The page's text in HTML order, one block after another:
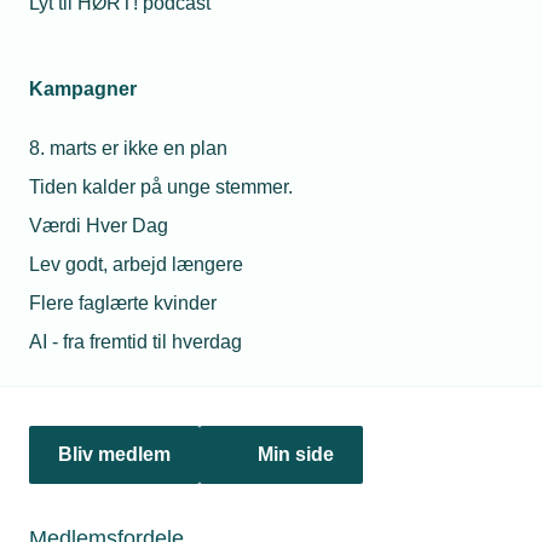
Kampagner
8. marts er ikke en plan
Tiden kalder på unge stemmer.
Værdi Hver Dag
Lev godt, arbejd længere
Flere faglærte kvinder
AI - fra fremtid til hverdag
Bliv medlem Min side
Claus Guldberg Jepsen har fejret 25 års jubilæum – som
40-årig! Værktøjsmageren startede som fejedreng og